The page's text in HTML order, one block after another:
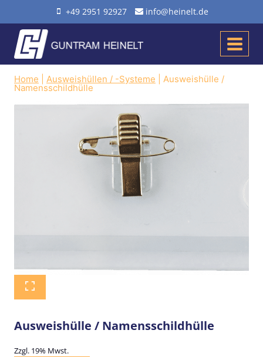
Inhalt
springen
+49 2951 92927 info@heinelt.de
Home Ausweishüllen / -Systeme Ausweishülle /
Namensschildhülle
Ausweishülle / Namensschildhülle
Zzgl. 19% Mwst.